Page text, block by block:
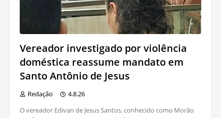
Vereador investigado por violência
doméstica reassume mandato em
Santo Antônio de Jesus
Redação
4.8.26
O vereador Edivan de Jesus Santos, conhecido como Morão